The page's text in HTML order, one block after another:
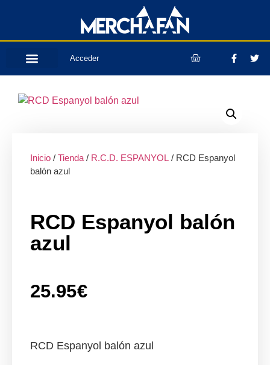
Acceder
Inicio / Tienda / R.C.D. ESPANYOL / RCD Espanyol
balón azul
RCD Espanyol balón
azul
25.95€
RCD Espanyol balón azul